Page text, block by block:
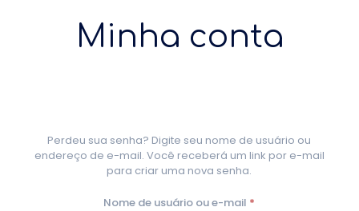
Minha conta
Perdeu sua senha? Digite seu nome de usuário ou
endereço de e-mail. Você receberá um link por e-mail
para criar uma nova senha.
Nome de usuário ou e-mail *